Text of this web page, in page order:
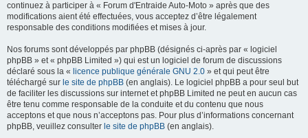
continuez à participer à « Forum d'Entraide Auto-Moto » après que des
modifications aient été effectuées, vous acceptez d’être légalement
responsable des conditions modifiées et mises à jour.
Nos forums sont développés par phpBB (désignés ci-après par « logiciel
phpBB » et « phpBB Limited ») qui est un logiciel de forum de discussions
déclaré sous la « licence publique générale GNU 2.0 » et qui peut être
téléchargé sur le site de phpBB (en anglais). Le logiciel phpBB a pour seul but
de faciliter les discussions sur internet et phpBB Limited ne peut en aucun cas
être tenu comme responsable de la conduite et du contenu que nous
acceptons et que nous n’acceptons pas. Pour plus d’informations concernant
phpBB, veuillez consulter le site de phpBB (en anglais).